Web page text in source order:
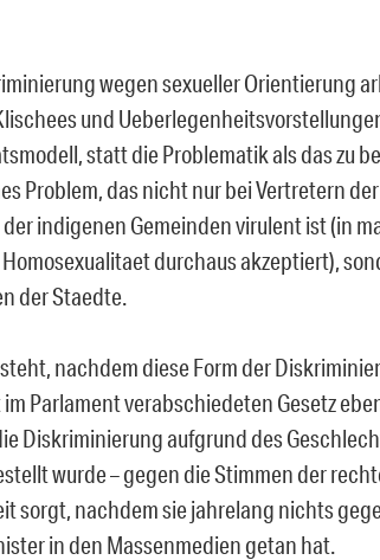
wegen sexueller Orientierung
und
statt die Problematik als das zu
Problem, das nicht nur bei Vertretern der
indigenen Gemeinden virulent ist (in
durchaus akzeptiert),
der Staedte.
nachdem diese Form der
Parlament verabschiedeten Gesetz
Diskriminierung aufgrund des
wurde – gegen die Stimmen der
sorgt, nachdem sie jahrelang nichts
in den Massenmedien getan hat.